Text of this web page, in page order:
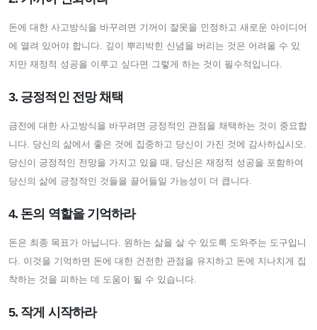
돈에 대한 사고방식을 바꾸려면 기꺼이 잘못을 인정하고 새로운 아이디어
에 열려 있어야 합니다. 깊이 뿌리박힌 신념을 버리는 것은 어려울 수 있
지만 재정적 성공을 이루고 싶다면 그렇게 하는 것이 필수적입니다.
3. 긍정적인 전망 채택
금전에 대한 사고방식을 바꾸려면 긍정적인 관점을 채택하는 것이 중요합
니다. 당신의 삶에서 좋은 것에 집중하고 당신이 가진 것에 감사하십시오.
당신이 긍정적인 전망을 가지고 있을 때, 당신은 재정적 성공을 포함하여
당신의 삶에 긍정적인 것들을 끌어들일 가능성이 더 큽니다.
4. 돈의 역할을 기억하라
돈은 최종 목표가 아닙니다. 원하는 삶을 살 수 있도록 도와주는 도구입니
다. 이것을 기억하면 돈에 대한 건전한 관점을 유지하고 돈에 지나치게 집
착하는 것을 피하는 데 도움이 될 수 있습니다.
5. 작게 시작하라